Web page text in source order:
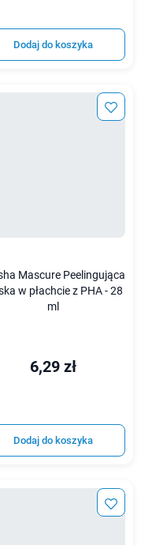
Dodaj do koszyka
Mascure Peelingująca
w płachcie z PHA - 28
ml
6,29 zł
Dodaj do koszyka